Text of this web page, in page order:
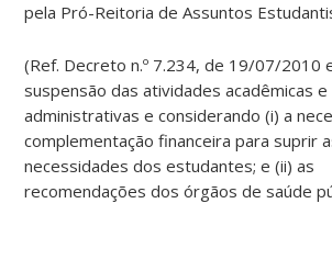
pela Pró-Reitoria de Assuntos
(Ref. Decreto n.º 7.234, de 19/07/2010
suspensão das atividades acadêmicas e
administrativas e considerando (i) a
complementação financeira para suprir
necessidades dos estudantes; e (ii) as
recomendações dos órgãos de saúde